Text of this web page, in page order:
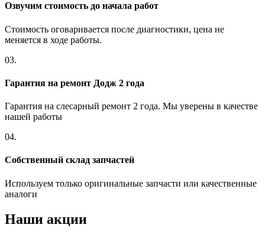
Озвучим стоимость до начала работ
Стоимость оговаривается после диагностики, цена не
меняется в ходе работы.
03.
Гарантия на ремонт Додж 2 года
Гарантия на слесарный ремонт 2 года. Мы уверены в качестве
нашей работы
04.
Собственный склад запчастей
Используем только оригинальные запчасти или качественные
аналоги
Наши акции